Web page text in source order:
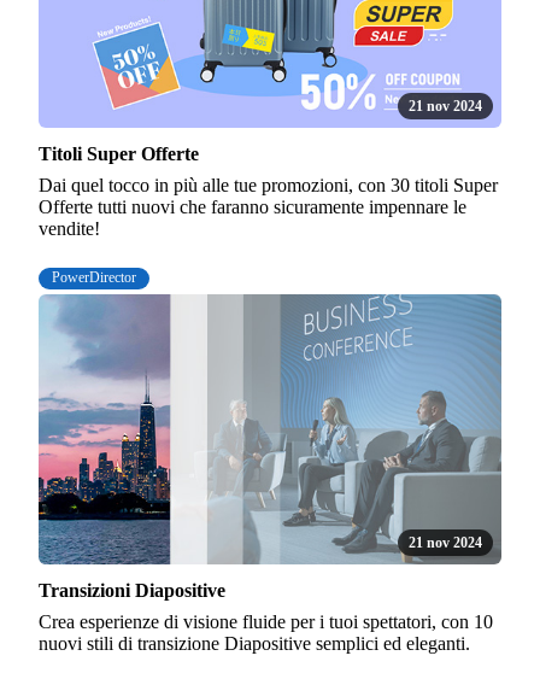
21 nov 2024
Titoli Super Offerte
Dai quel tocco in più alle tue promozioni, con 30 titoli Super
Offerte tutti nuovi che faranno sicuramente impennare le
vendite!
PowerDirector
21 nov 2024
Transizioni Diapositive
Crea esperienze di visione fluide per i tuoi spettatori, con 10
nuovi stili di transizione Diapositive semplici ed eleganti.